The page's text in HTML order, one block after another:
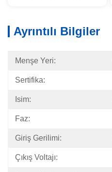
Ayrıntılı Bilgiler
Menşe Yeri:
Sertifika:
Isim:
Faz:
Giriş Gerilimi:
Çıkış Voltajı: